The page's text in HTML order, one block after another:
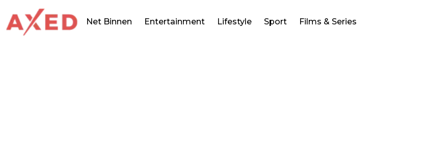
Net Binnen Entertainment Lifestyle Sport Films & Series